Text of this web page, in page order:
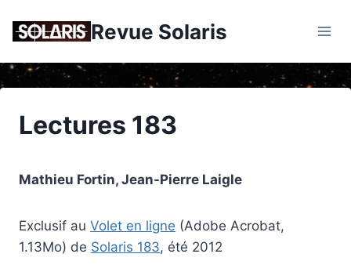
Revue Solaris
Lectures 183
Mathieu Fortin, Jean-Pierre Laigle
Exclusif au Volet en ligne (Adobe Acrobat,
1.13Mo) de Solaris 183, été 2012